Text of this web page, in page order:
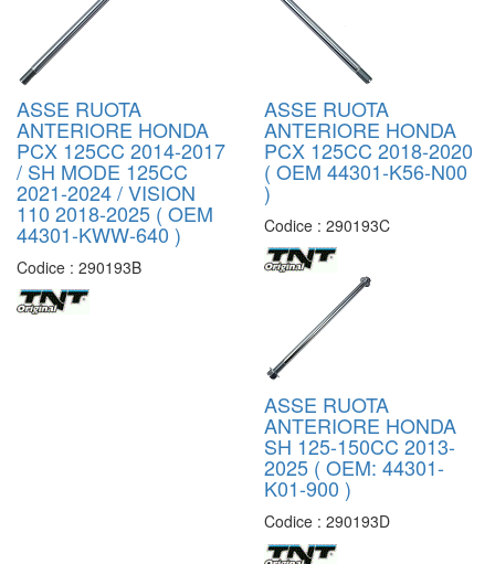
ASSE RUOTA
ANTERIORE HONDA
PCX 125CC 2014-2017
/ SH MODE 125CC
2021-2024 / VISION
110 2018-2025 ( OEM
44301-KWW-640 )
Codice : 290193B
ASSE RUOTA
ANTERIORE HONDA
PCX 125CC 2018-2020
( OEM 44301-K56-N00
)
Codice : 290193C
ASSE RUOTA
ANTERIORE HONDA
SH 125-150CC 2013-
2025 ( OEM: 44301-
K01-900 )
Codice : 290193D